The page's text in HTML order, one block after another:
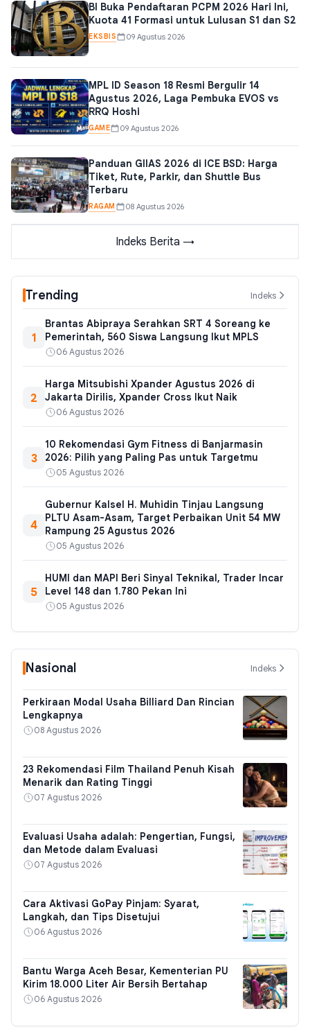
BI Buka Pendaftaran PCPM 2026 Hari Ini,
Kuota 41 Formasi untuk Lulusan S1 dan S2
EKSBIS 09 Agustus 2026
MPL ID Season 18 Resmi Bergulir 14
Agustus 2026, Laga Pembuka EVOS vs
RRQ Hoshi
GAME 09 Agustus 2026
Panduan GIIAS 2026 di ICE BSD: Harga
Tiket, Rute, Parkir, dan Shuttle Bus
Terbaru
RAGAM 08 Agustus 2026
Indeks Berita →
Trending Indeks
1
Brantas Abipraya Serahkan SRT 4 Soreang ke
Pemerintah, 560 Siswa Langsung Ikut MPLS
06 Agustus 2026
2
Harga Mitsubishi Xpander Agustus 2026 di
Jakarta Dirilis, Xpander Cross Ikut Naik
06 Agustus 2026
3
10 Rekomendasi Gym Fitness di Banjarmasin
2026: Pilih yang Paling Pas untuk Targetmu
05 Agustus 2026
4
Gubernur Kalsel H. Muhidin Tinjau Langsung
PLTU Asam-Asam, Target Perbaikan Unit 54 MW
Rampung 25 Agustus 2026
05 Agustus 2026
5
HUMI dan MAPI Beri Sinyal Teknikal, Trader Incar
Level 148 dan 1.780 Pekan Ini
05 Agustus 2026
Nasional Indeks
Perkiraan Modal Usaha Billiard Dan Rincian
Lengkapnya
08 Agustus 2026
23 Rekomendasi Film Thailand Penuh Kisah
Menarik dan Rating Tinggi
07 Agustus 2026
Evaluasi Usaha adalah: Pengertian, Fungsi,
dan Metode dalam Evaluasi
07 Agustus 2026
Cara Aktivasi GoPay Pinjam: Syarat,
Langkah, dan Tips Disetujui
06 Agustus 2026
Bantu Warga Aceh Besar, Kementerian PU
Kirim 18.000 Liter Air Bersih Bertahap
06 Agustus 2026